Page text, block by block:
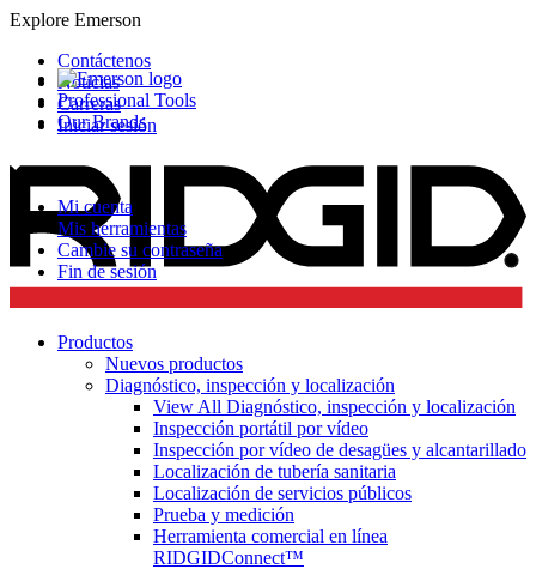
Explore Emerson
Professional Tools
Our Brands
Contáctenos
Noticias
Carreras
Iniciar sesión
Mi cuenta
Mis herramientas
Cambie su contraseña
Fin de sesión
Productos
Nuevos productos
Diagnóstico, inspección y localización
View All Diagnóstico, inspección y localización
Inspección portátil por vídeo
Inspección por vídeo de desagües y alcantarillado
Localización de tubería sanitaria
Localización de servicios públicos
Prueba y medición
Herramienta comercial en línea
RIDGIDConnect™